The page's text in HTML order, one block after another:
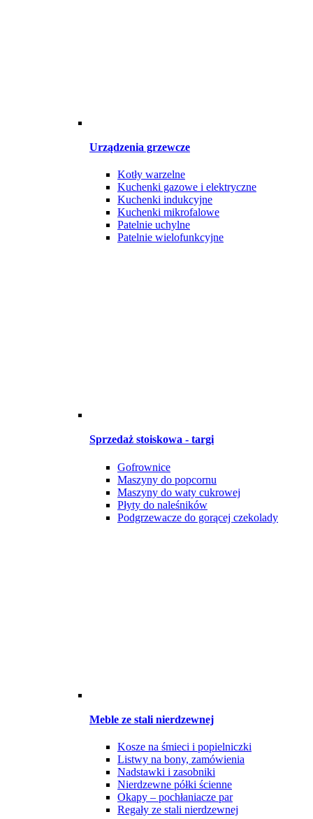
Urządzenia grzewcze
Kotły warzelne
Kuchenki gazowe i elektryczne
Kuchenki indukcyjne
Kuchenki mikrofalowe
Patelnie uchylne
Patelnie wielofunkcyjne
Sprzedaż stoiskowa - targi
Gofrownice
Maszyny do popcornu
Maszyny do waty cukrowej
Płyty do naleśników
Podgrzewacze do gorącej czekolady
Meble ze stali nierdzewnej
Kosze na śmieci i popielniczki
Listwy na bony, zamówienia
Nadstawki i zasobniki
Nierdzewne półki ścienne
Okapy – pochłaniacze par
Regały ze stali nierdzewnej